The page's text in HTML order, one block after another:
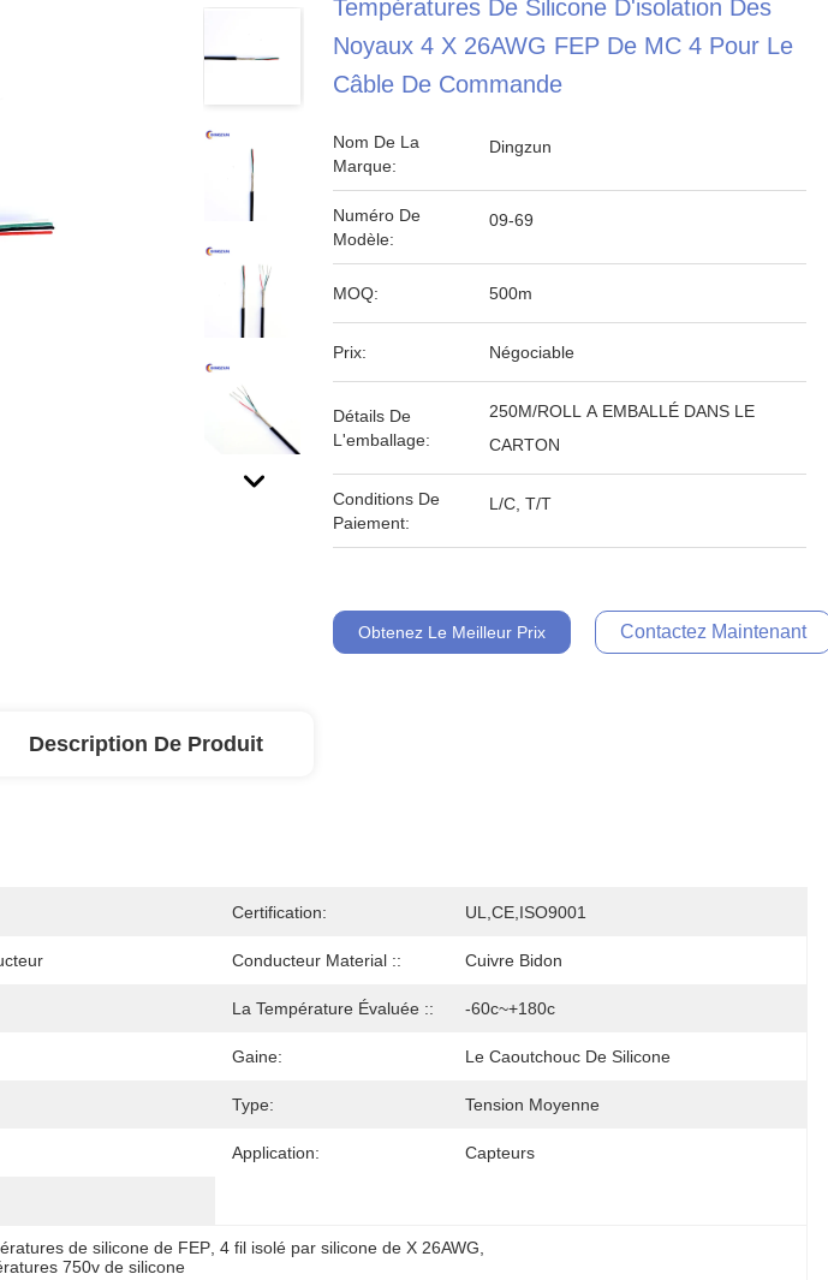
Températures De Silicone D'isolation Des
Noyaux 4 X 26AWG FEP De MC 4 Pour Le
Câble De Commande
Nom De La
Marque:
Dingzun
Numéro De
Modèle:
09-69
MOQ: 500m
Prix: Négociable
Détails De
L'emballage:
250M/ROLL A EMBALLÉ DANS LE
CARTON
Conditions De
Paiement:
L/C, T/T
Obtenez Le Meilleur Prix Contactez Maintenant
Description De Produit
Certification: UL,CE,ISO9001
Conducteur Material :: Cuivre Bidon
La Température Évaluée :: -60c~+180c
Gaine: Le Caoutchouc De Silicone
Type: Tension Moyenne
Application: Capteurs
de silicone de FEP, 4 fil isolé par silicone de X 26AWG
750v de silicone